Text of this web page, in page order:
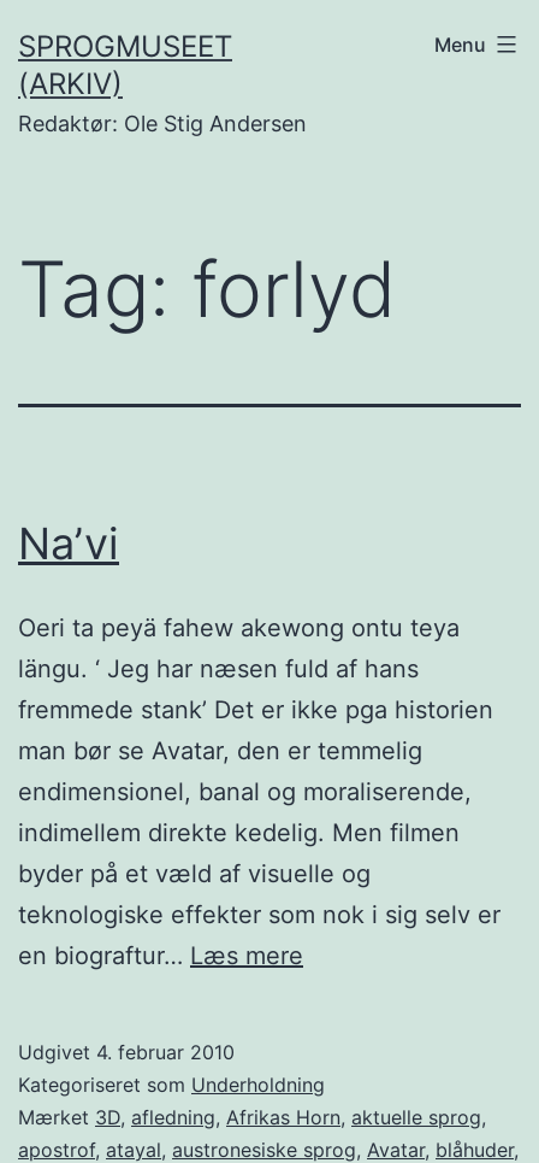
til
indhold
SPROGMUSEET
(ARKIV)
Redaktør: Ole Stig Andersen
Menu
Tag: forlyd
Na’vi
Oeri ta peyä fahew akewong ontu teya
längu. ‘ Jeg har næsen fuld af hans
fremmede stank’ Det er ikke pga historien
man bør se Avatar, den er temmelig
endimensionel, banal og moraliserende,
indimellem direkte kedelig. Men filmen
byder på et væld af visuelle og
teknologiske effekter som nok i sig selv er
en biograftur… Læs mere
Udgivet 4. februar 2010
Kategoriseret som Underholdning
Mærket 3D, afledning, Afrikas Horn, aktuelle sprog,
apostrof, atayal, austronesiske sprog, Avatar, blåhuder,